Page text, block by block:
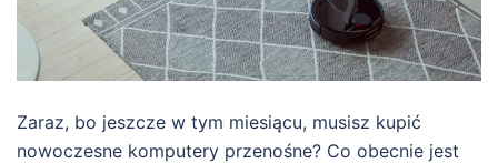
Zaraz, bo jeszcze w tym miesiącu, musisz kupić
nowoczesne komputery przenośne? Co obecnie jest